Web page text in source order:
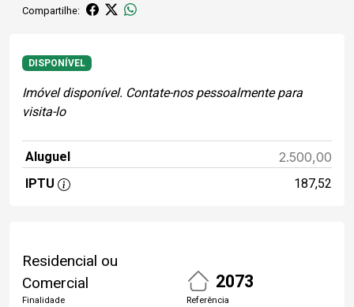
Compartilhe:
DISPONÍVEL
Imóvel disponível. Contate-nos pessoalmente para
visita-lo
Aluguel 2.500,00
IPTU 187,52
Residencial ou
Comercial
Finalidade
2073
Referência